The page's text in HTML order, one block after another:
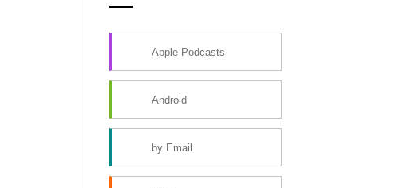
Apple Podcasts
Android
by Email